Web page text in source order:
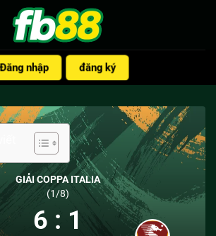
Đăng nhập đăng ký
GIẢI COPPA ITALIA
(1/8)
6 : 1